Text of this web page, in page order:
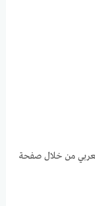
العربي من خلال صفحة